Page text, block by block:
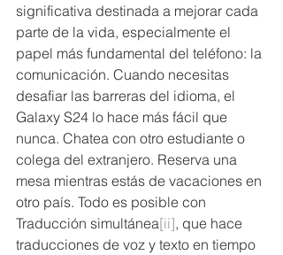
significativa destinada a mejorar cada
parte de la vida, especialmente el
papel más fundamental del teléfono: la
comunicación. Cuando necesitas
desafiar las barreras del idioma, el
Galaxy S24 lo hace más fácil que
nunca. Chatea con otro estudiante o
colega del extranjero. Reserva una
mesa mientras estás de vacaciones en
otro país. Todo es posible con
Traducción simultánea[ii], que hace
traducciones de voz y texto en tiempo